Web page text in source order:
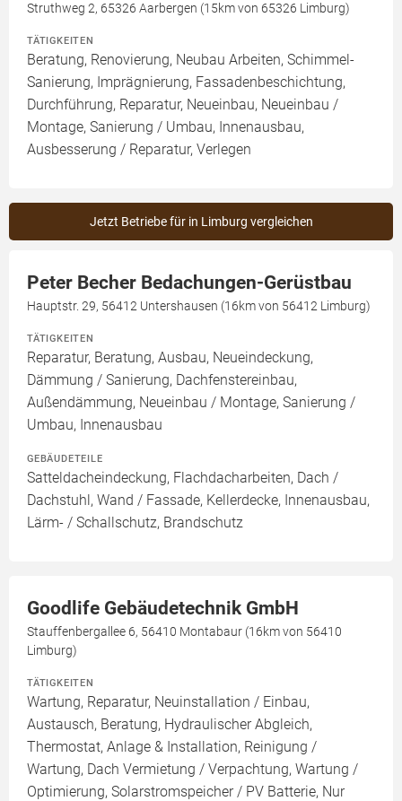
Struthweg 2, 65326 Aarbergen (15km von 65326 Limburg)
TÄTIGKEITEN
Beratung, Renovierung, Neubau Arbeiten, Schimmel-
Sanierung, Imprägnierung, Fassadenbeschichtung,
Durchführung, Reparatur, Neueinbau, Neueinbau /
Montage, Sanierung / Umbau, Innenausbau,
Ausbesserung / Reparatur, Verlegen
Jetzt Betriebe für in Limburg vergleichen
Peter Becher Bedachungen-Gerüstbau
Hauptstr. 29, 56412 Untershausen (16km von 56412 Limburg)
TÄTIGKEITEN
Reparatur, Beratung, Ausbau, Neueindeckung,
Dämmung / Sanierung, Dachfenstereinbau,
Außendämmung, Neueinbau / Montage, Sanierung /
Umbau, Innenausbau
GEBÄUDETEILE
Satteldacheindeckung, Flachdacharbeiten, Dach /
Dachstuhl, Wand / Fassade, Kellerdecke, Innenausbau,
Lärm- / Schallschutz, Brandschutz
Goodlife Gebäudetechnik GmbH
Stauffenbergallee 6, 56410 Montabaur (16km von 56410
Limburg)
TÄTIGKEITEN
Wartung, Reparatur, Neuinstallation / Einbau,
Austausch, Beratung, Hydraulischer Abgleich,
Thermostat, Anlage & Installation, Reinigung /
Wartung, Dach Vermietung / Verpachtung, Wartung /
Optimierung, Solarstromspeicher / PV Batterie, Nur